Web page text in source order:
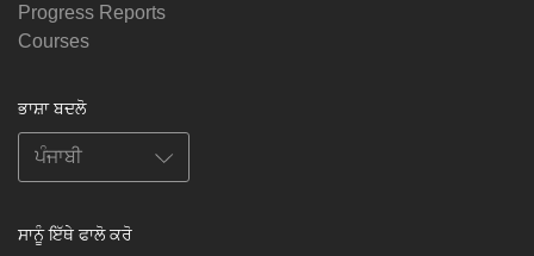
Progress Reports
Courses
ਭਾਸ਼ਾ ਬਦਲੋ
ਸਾਨੂੰ ਇੱਥੇ ਫਾਲੋ ਕਰੋ